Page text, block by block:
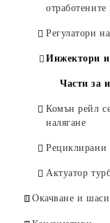
стартери
отработените
Регулатори
Инжектори и
Части за
Комън рейл
налягане
Рециклирани
Актуатор
Окачване и шаси